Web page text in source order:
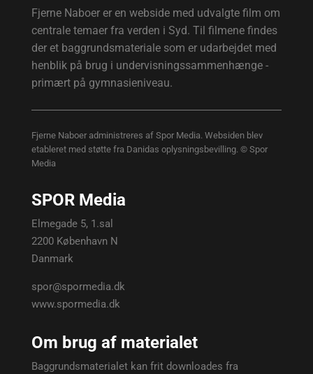
Fjerne Naboer er en webside med udvalgte film om
centrale temaer fra verden i Syd. Til filmene findes
der et baggrundsmateriale som er udarbejdet med
henblik på brug i undervisningssammenhænge -
primært på gymnasieniveau.
Fjerne Naboer administreres af Spor Media. Websiden blev
etableret med støtte fra Danidas oplysningsbevilling. © Spor
Media
SPOR Media
Elmegade 5, 1.sal
2200 København N
Danmark
spor@spormedia.dk
www.spormedia.dk
Om brug af materialet
Baggrundsmaterialet kan frit downloades fra